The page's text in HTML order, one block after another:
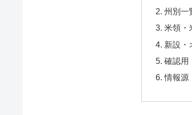
州別一
米領・
新設・
確認用
情報源